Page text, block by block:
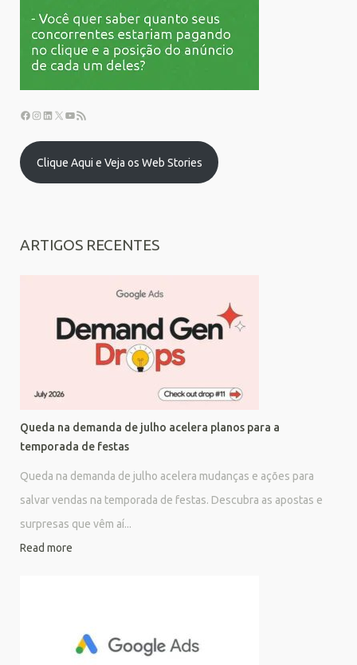
Clique Aqui e Veja os Web Stories
ARTIGOS RECENTES
Queda na demanda de julho acelera planos para a
temporada de festas
Queda na demanda de julho acelera mudanças e ações para
salvar vendas na temporada de festas. Descubra as apostas e
surpresas que vêm aí...
Read more